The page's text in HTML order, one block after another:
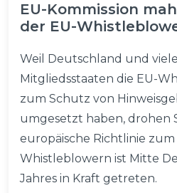
EU-Kommission
der EU-
Weil Deutschland und
Mitgliedsstaaten die EU-
zum Schutz von
umgesetzt haben, drohen
europäische Richtlinie
Whistleblowern ist Mitte
Jahres in Kraft getreten.